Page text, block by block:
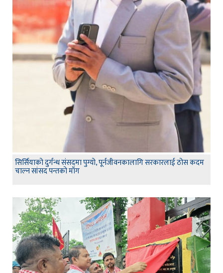
सिर्सियाको दुर्गन्ध संसदमा पुग्यो, पूर्नजीवनकालागि सरकारलाई ठोस कदम
चाल्न सांसद पन्तको माँग